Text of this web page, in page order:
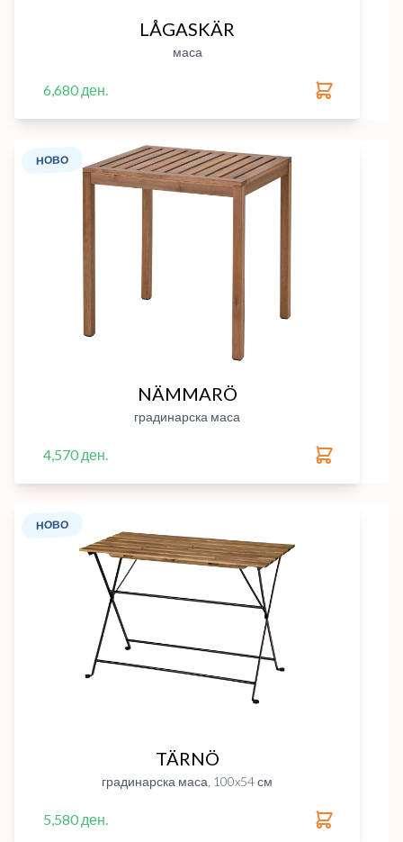
LÅGASKÄR
маса
6,680 ден.
НОВО
NÄMMARÖ
градинарска маса
4,570 ден.
НОВО
TÄRNÖ
градинарска маса, 100x54 см
5,580 ден.